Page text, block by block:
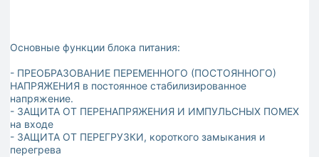
Основные функции блока питания:
- ПРЕОБРАЗОВАНИЕ ПЕРЕМЕННОГО (ПОСТОЯННОГО)
НАПРЯЖЕНИЯ в постоянное стабилизированное
напряжение.
- ЗАЩИТА ОТ ПЕРЕНАПРЯЖЕНИЯ И ИМПУЛЬСНЫХ ПОМЕХ
на входе
- ЗАЩИТА ОТ ПЕРЕГРУЗКИ, короткого замыкания и
перегрева